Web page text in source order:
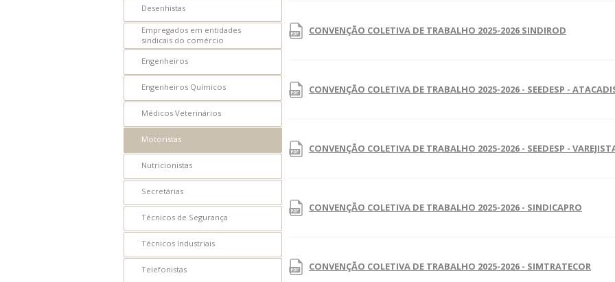
IEC
PCCV
CVCS
IPV
IPS
PESP-S
PESP-C
PCSS
IMAT
LVC
Desenhistas
Empregados em entidades
sindicais do comércio
Engenheiros
Engenheiros Químicos
Médicos Veterinários
Motoristas
Nutricionistas
Secretárias
Técnicos de Segurança
Técnicos Industriais
Telefonistas
CONVENÇÃO COLETIVA DE TRABALHO 2025-2026 SINDIROD
CONVENÇÃO COLETIVA DE TRABALHO 2025-2026 - SEEDESP -
CONVENÇÃO COLETIVA DE TRABALHO 2025-2026 - SEEDESP -
CONVENÇÃO COLETIVA DE TRABALHO 2025-2026 - SINDICAPRO
CONVENÇÃO COLETIVA DE TRABALHO 2025-2026 - SIMTRATECOR